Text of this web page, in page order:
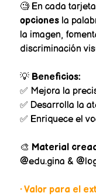
🧐 En cada
opcionesla
la imagen,
discriminación
💡 Beneficios:
✅ Mejora la
✅ Desarrolla la
✅ Enriquece el
🎨 Material
@edu.gina &
• Valor para el